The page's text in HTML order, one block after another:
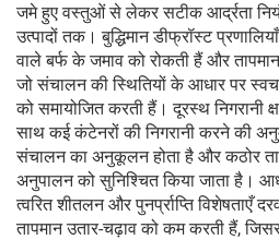
जमे हुए वस्तुओं से लेकर सटीक आर्द्रता
उत्पादों तक। बुद्धिमान डीफ्रॉस्ट
वाले बर्फ के जमाव को रोकती हैं और
जो संचालन की स्थितियों के आधार पर
को समायोजित करती हैं। दूरस्थ निगरानी
साथ कई कंटेनरों की निगरानी करने की
संचालन का अनुकूलन होता है और कठोर
अनुपालन को सुनिश्चित किया जाता है।
त्वरित शीतलन और पुनर्प्राप्ति विशेषताएँ
तापमान उतार-चढ़ाव को कम करती हैं,